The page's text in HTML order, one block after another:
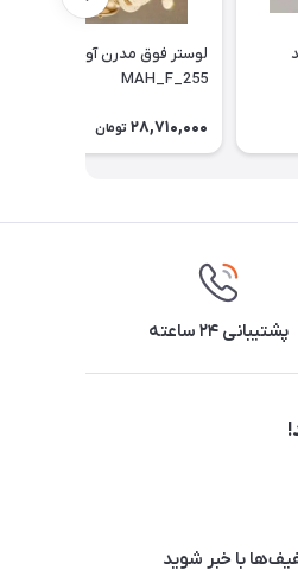
کد
MAH_F_255
28,710,000 تومان
پشتیبانی ۲۴ ساعته
با‌ خبر شوید